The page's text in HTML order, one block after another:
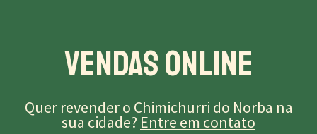
Vendas Online
Quer revender o Chimichurri do Norba na
sua cidade? Entre em contato